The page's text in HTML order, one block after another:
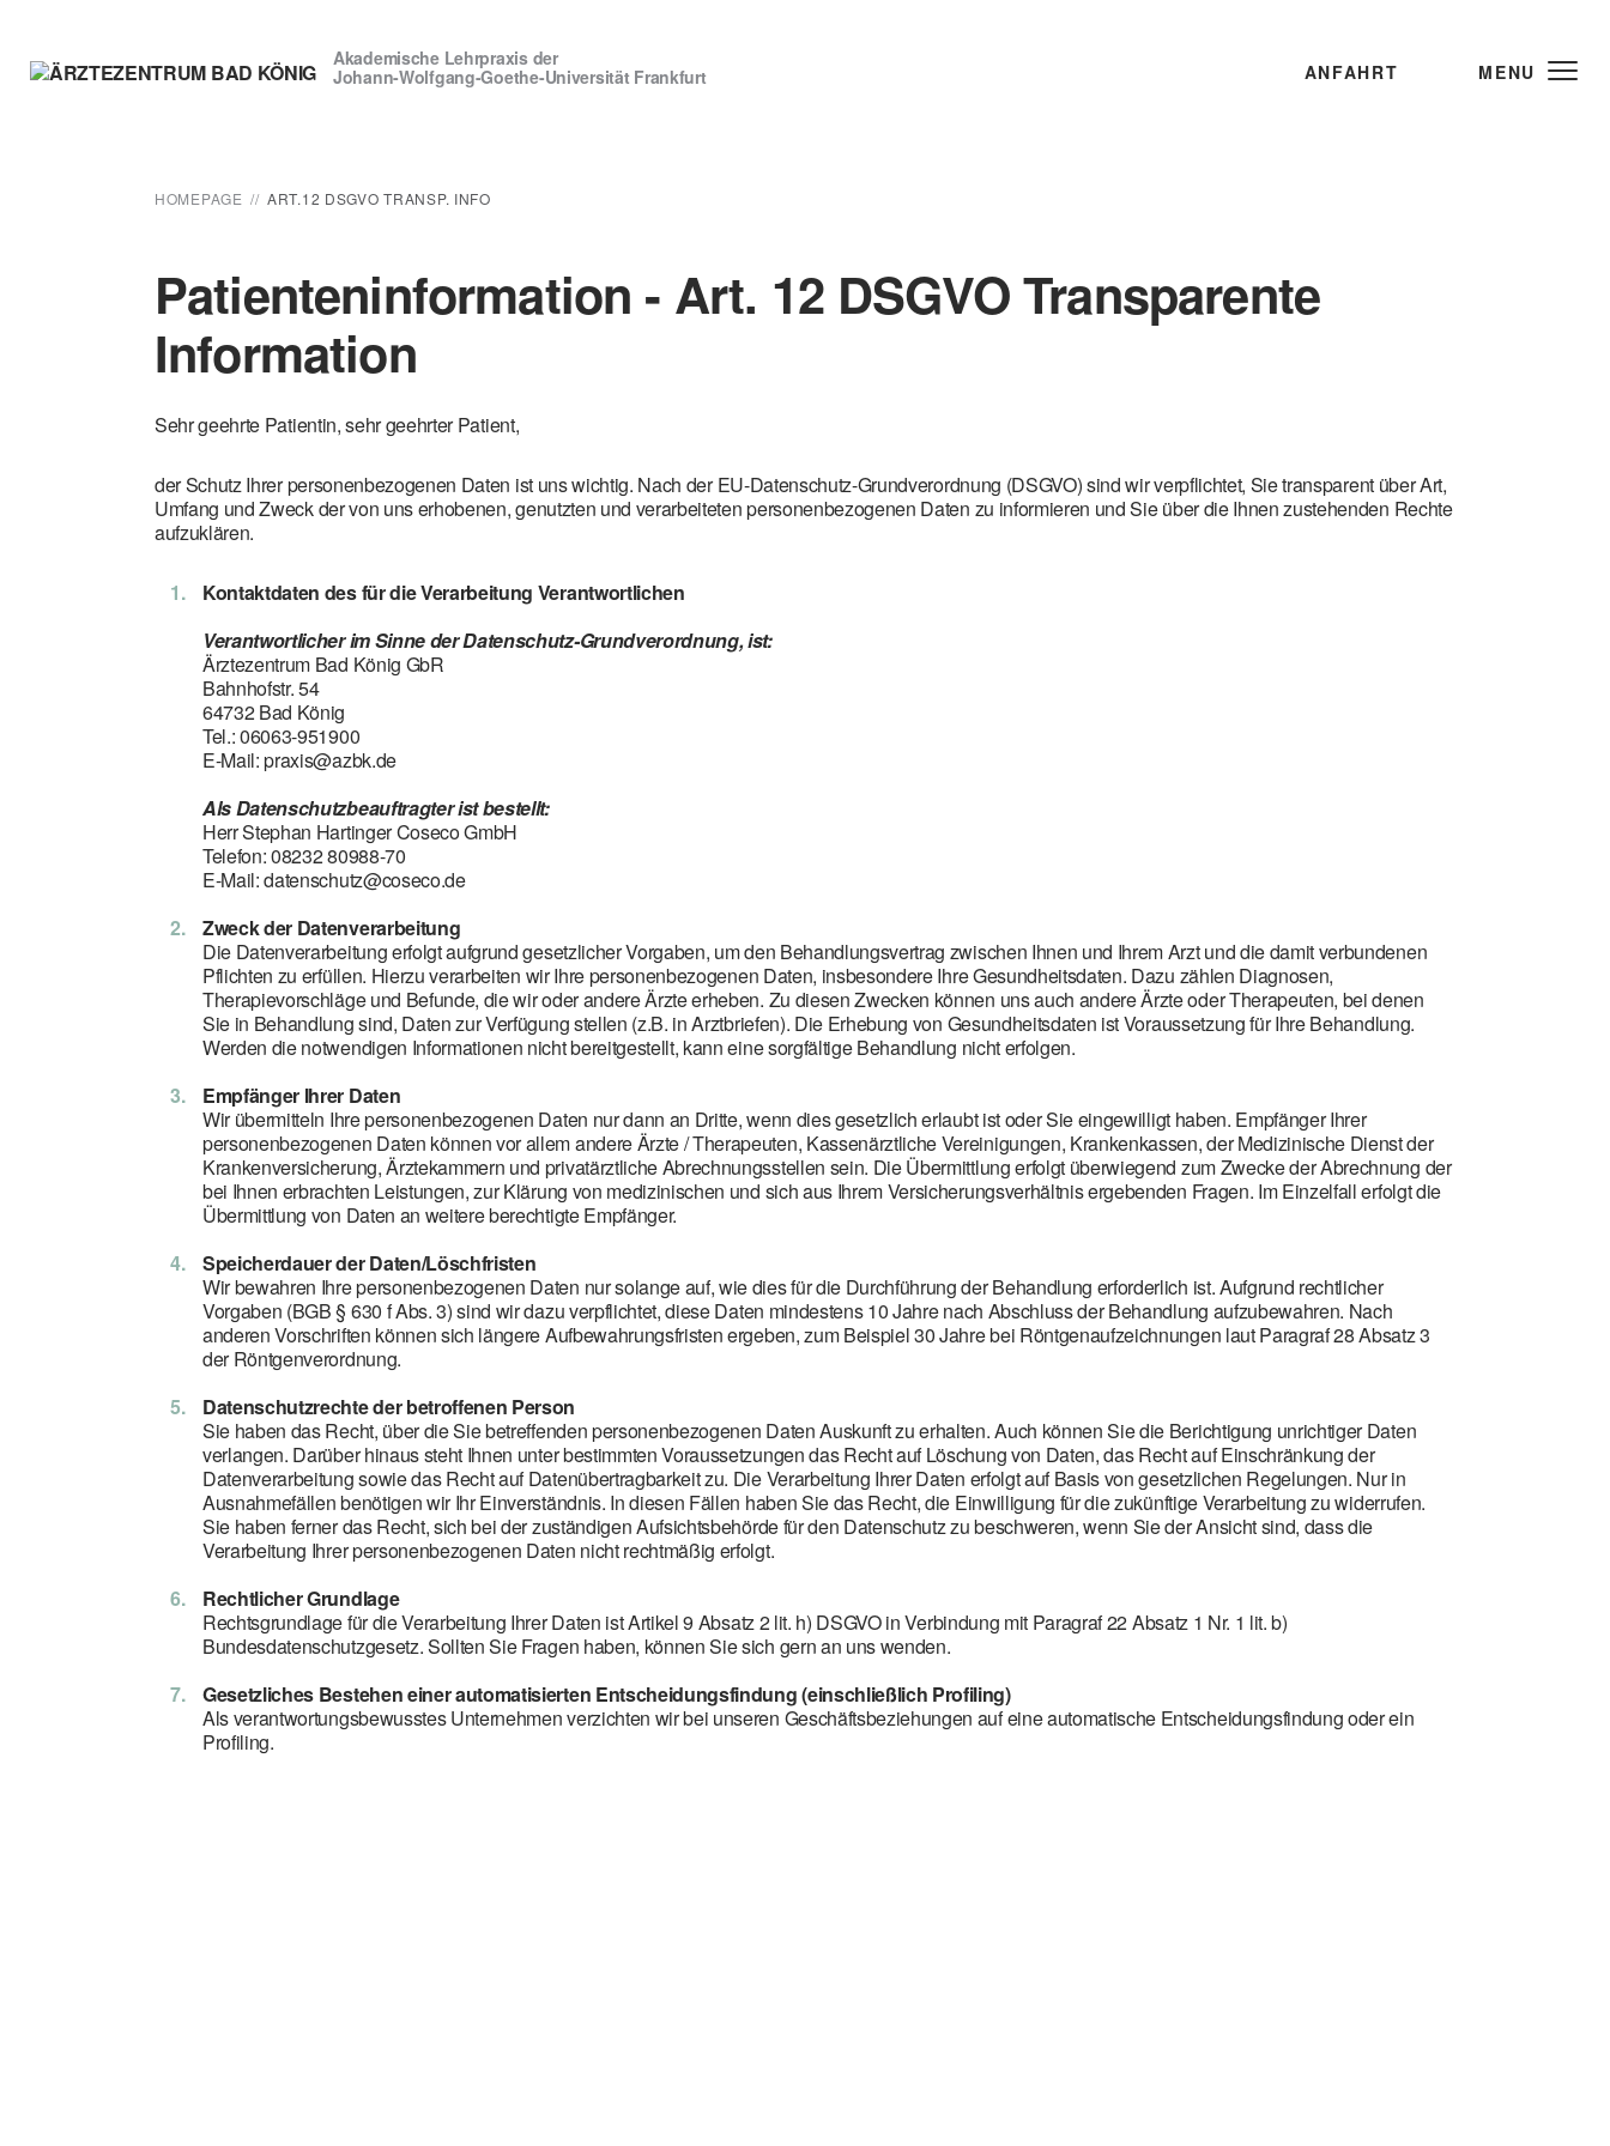
Akademische Lehrpraxis der
Johann-Wolfgang-Goethe-Universität Frankfurt
ANFAHRT MENU
HOMEPAGE ART.12 DSGVO TRANSP. INFO
Patienteninformation - Art. 12 DSGVO Transparente
Information
Sehr geehrte Patientin, sehr geehrter Patient,
der Schutz Ihrer personenbezogenen Daten ist uns wichtig. Nach der EU-Datenschutz-Grundverordnung (DSGVO) sind wir verpflichtet, Sie transparent über Art,
Umfang und Zweck der von uns erhobenen, genutzten und verarbeiteten personenbezogenen Daten zu informieren und Sie über die Ihnen zustehenden Rechte
aufzuklären.
Kontaktdaten des für die Verarbeitung Verantwortlichen
Verantwortlicher im Sinne der Datenschutz-Grundverordnung, ist:
Ärztezentrum Bad König GbR
Bahnhofstr. 54
64732 Bad König
Tel.: 06063-951900
E-Mail: praxis@azbk.de
Als Datenschutzbeauftragter ist bestellt:
Herr Stephan Hartinger Coseco GmbH
Telefon: 08232 80988-70
E-Mail: datenschutz@coseco.de
Zweck der Datenverarbeitung
Die Datenverarbeitung erfolgt aufgrund gesetzlicher Vorgaben, um den Behandlungsvertrag zwischen Ihnen und Ihrem Arzt und die damit verbundenen
Pflichten zu erfüllen. Hierzu verarbeiten wir Ihre personenbezogenen Daten, insbesondere Ihre Gesundheitsdaten. Dazu zählen Diagnosen,
Therapievorschläge und Befunde, die wir oder andere Ärzte erheben. Zu diesen Zwecken können uns auch andere Ärzte oder Therapeuten, bei denen
Sie in Behandlung sind, Daten zur Verfügung stellen (z.B. in Arztbriefen). Die Erhebung von Gesundheitsdaten ist Voraussetzung für Ihre Behandlung.
Werden die notwendigen Informationen nicht bereitgestellt, kann eine sorgfältige Behandlung nicht erfolgen.
Empfänger Ihrer Daten
Wir übermitteln Ihre personenbezogenen Daten nur dann an Dritte, wenn dies gesetzlich erlaubt ist oder Sie eingewilligt haben. Empfänger Ihrer
personenbezogenen Daten können vor allem andere Ärzte / Therapeuten, Kassenärztliche Vereinigungen, Krankenkassen, der Medizinische Dienst der
Krankenversicherung, Ärztekammern und privatärztliche Abrechnungsstellen sein. Die Übermittlung erfolgt überwiegend zum Zwecke der Abrechnung der
bei Ihnen erbrachten Leistungen, zur Klärung von medizinischen und sich aus Ihrem Versicherungsverhältnis ergebenden Fragen. Im Einzelfall erfolgt die
Übermittlung von Daten an weitere berechtigte Empfänger.
Speicherdauer der Daten/Löschfristen
Wir bewahren Ihre personenbezogenen Daten nur solange auf, wie dies für die Durchführung der Behandlung erforderlich ist. Aufgrund rechtlicher
Vorgaben (BGB § 630 f Abs. 3) sind wir dazu verpflichtet, diese Daten mindestens 10 Jahre nach Abschluss der Behandlung aufzubewahren. Nach
anderen Vorschriften können sich längere Aufbewahrungsfristen ergeben, zum Beispiel 30 Jahre bei Röntgenaufzeichnungen laut Paragraf 28 Absatz 3
der Röntgenverordnung.
Datenschutzrechte der betroffenen Person
Sie haben das Recht, über die Sie betreffenden personenbezogenen Daten Auskunft zu erhalten. Auch können Sie die Berichtigung unrichtiger Daten
verlangen. Darüber hinaus steht Ihnen unter bestimmten Voraussetzungen das Recht auf Löschung von Daten, das Recht auf Einschränkung der
Datenverarbeitung sowie das Recht auf Datenübertragbarkeit zu. Die Verarbeitung Ihrer Daten erfolgt auf Basis von gesetzlichen Regelungen. Nur in
Ausnahmefällen benötigen wir Ihr Einverständnis. In diesen Fällen haben Sie das Recht, die Einwilligung für die zukünftige Verarbeitung zu widerrufen.
Sie haben ferner das Recht, sich bei der zuständigen Aufsichtsbehörde für den Datenschutz zu beschweren, wenn Sie der Ansicht sind, dass die
Verarbeitung Ihrer personenbezogenen Daten nicht rechtmäßig erfolgt.
Rechtlicher Grundlage
Rechtsgrundlage für die Verarbeitung Ihrer Daten ist Artikel 9 Absatz 2 lit. h) DSGVO in Verbindung mit Paragraf 22 Absatz 1 Nr. 1 lit. b)
Bundesdatenschutzgesetz. Sollten Sie Fragen haben, können Sie sich gern an uns wenden.
Gesetzliches Bestehen einer automatisierten Entscheidungsfindung (einschließlich Profiling)
Als verantwortungsbewusstes Unternehmen verzichten wir bei unseren Geschäftsbeziehungen auf eine automatische Entscheidungsfindung oder ein
Profiling.